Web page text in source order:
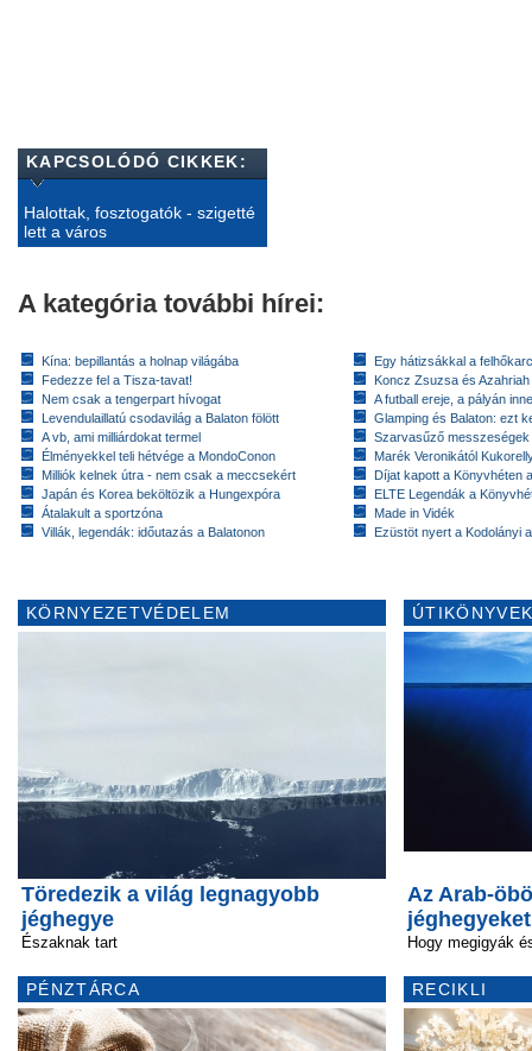
KAPCSOLÓDÓ CIKKEK:
Halottak, fosztogatók - szigetté
lett a város
A kategória további hírei:
Kína: bepillantás a holnap világába
Fedezze fel a Tisza-tavat!
Nem csak a tengerpart hívogat
Levendulaillatú csodavilág a Balaton fölött
A vb, ami milliárdokat termel
Élményekkel teli hétvége a MondoConon
Milliók kelnek útra - nem csak a meccsekért
Japán és Korea beköltözik a Hungexpóra
Átalakult a sportzóna
Villák, legendák: időutazás a Balatonon
Egy hátizsákkal a
Koncz Zsuzsa és
A futball ereje, a pályán
Glamping és Balaton: ezt
Szarvasűző messzeségek
Marék Veronikától
Díjat kapott a Könyvhéten
ELTE Legendák a
Made in Vidék
Ezüstöt nyert a Kodolányi
KÖRNYEZETVÉDELEM
Töredezik a világ legnagyobb
jéghegye
Északnak tart
PÉNZTÁRCA
Az Arab-
jéghegyeket
Hogy megigyák
RECIKLI